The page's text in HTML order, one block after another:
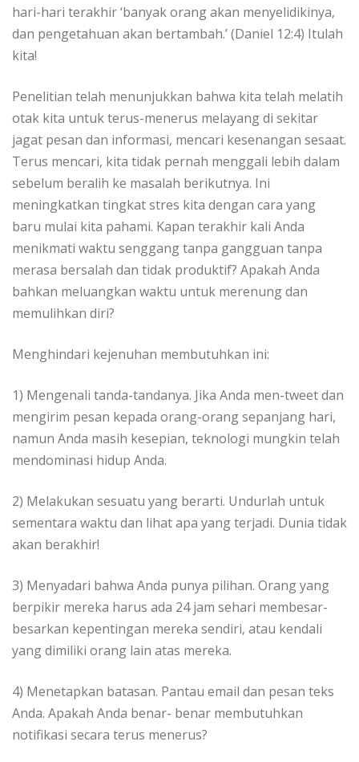
hari-hari terakhir ‘banyak orang akan menyelidikinya,
dan pengetahuan akan bertambah.’ (Daniel 12:4) Itulah
kita!
Penelitian telah menunjukkan bahwa kita telah melatih
otak kita untuk terus-menerus melayang di sekitar
jagat pesan dan informasi, mencari kesenangan sesaat.
Terus mencari, kita tidak pernah menggali lebih dalam
sebelum beralih ke masalah berikutnya. Ini
meningkatkan tingkat stres kita dengan cara yang
baru mulai kita pahami. Kapan terakhir kali Anda
menikmati waktu senggang tanpa gangguan tanpa
merasa bersalah dan tidak produktif? Apakah Anda
bahkan meluangkan waktu untuk merenung dan
memulihkan diri?
Menghindari kejenuhan membutuhkan ini:
1) Mengenali tanda-tandanya. Jika Anda men-tweet dan
mengirim pesan kepada orang-orang sepanjang hari,
namun Anda masih kesepian, teknologi mungkin telah
mendominasi hidup Anda.
2) Melakukan sesuatu yang berarti. Undurlah untuk
sementara waktu dan lihat apa yang terjadi. Dunia tidak
akan berakhir!
3) Menyadari bahwa Anda punya pilihan. Orang yang
berpikir mereka harus ada 24 jam sehari membesar-
besarkan kepentingan mereka sendiri, atau kendali
yang dimiliki orang lain atas mereka.
4) Menetapkan batasan. Pantau email dan pesan teks
Anda. Apakah Anda benar- benar membutuhkan
notifikasi secara terus menerus?